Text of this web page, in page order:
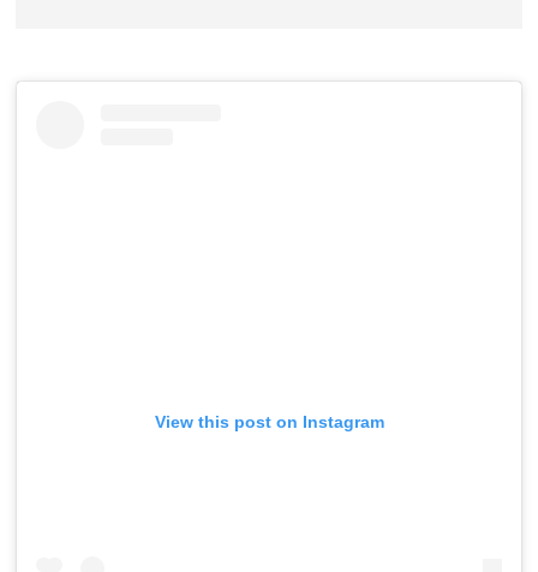
View this post on Instagram